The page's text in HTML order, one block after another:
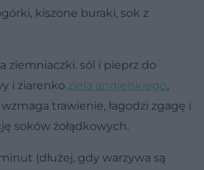
kiszone buraki, sok z
ziemniaczki. sól i pieprz do
i ziarenko ziela angielskiego,
trawienie, łagodzi zgagę i
soków żołądkowych.
(dłużej, gdy warzywa są